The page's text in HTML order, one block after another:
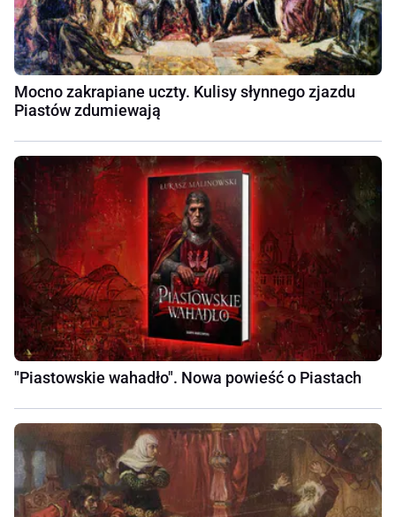
Mocno zakrapiane uczty. Kulisy słynnego zjazdu
Piastów zdumiewają
"Piastowskie wahadło". Nowa powieść o Piastach